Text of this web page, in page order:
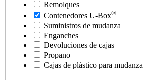
Remolques
Contenedores U-Box®
Suministros de mudanza
Enganches
Devoluciones de cajas
Propano
Cajas de plástico para mudanza